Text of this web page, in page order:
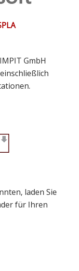
GmbH
laden Sie
für Ihren